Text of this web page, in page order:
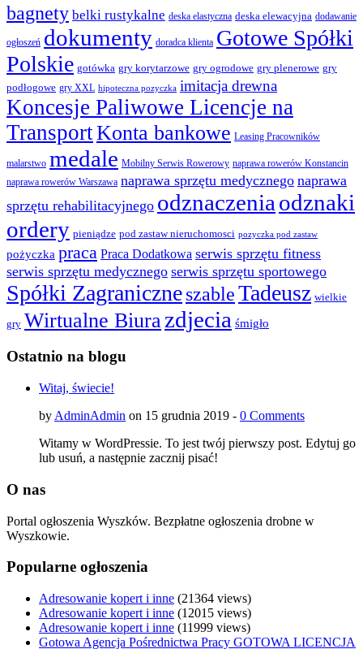
bagnety belki rustykalne deska elastyczna deska elewacyjna dodawanie
ogłoszeń dokumenty doradca klienta Gotowe Spółki
Polskie gotówka gry korytarzowe gry ogrodowe gry plenerowe gry
podłogowe gry XXL hipoteczna pozyczka imitacja drewna
Koncesje Paliwowe Licencje na
TransportKonta bankowe Leasing Pracowników
malarstwo medale Mobilny Serwis Rowerowy naprawa rowerów Konstancin
naprawa rowerów Warszawa naprawa sprzętu medycznego naprawa
sprzętu rehabilitacyjnego odznaczenia odznaki
ordery pieniądze pod zastaw nieruchomosci pozyczka pod zastaw
pożyczka praca Praca Dodatkowa serwis sprzętu fitness
serwis sprzętu medycznego serwis sprzętu sportowego
Spółki ZagraniczneszableTadeusz wielkie
gry Wirtualne Biura zdjecia śmigło
Ostatnio na blogu
Witaj, świecie!
by AdminAdmin on 15 grudnia 2019 - 0 Comments
Witamy w WordPressie. To jest twój pierwszy post. Edytuj go
lub usuń, a następnie zacznij pisać!
O nas
Portal ogłoszenia Wyszków. Bezpłatne ogłoszenia drobne w
Wyszkowie.
Popularne ogłoszenia
Adresowanie kopert i inne (21364 views)
Adresowanie kopert i inne (12015 views)
Adresowanie kopert i inne (11999 views)
Gotowa Agencja Pośrednictwa Pracy GOTOWA LICENCJA